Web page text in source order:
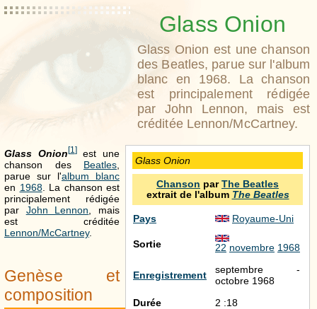
Glass Onion
Glass Onion est une chanson
des Beatles, parue sur l'album
blanc en 1968. La chanson
est principalement rédigée
par John Lennon, mais est
créditée Lennon/McCartney.
Glass Onion
Chanson parThe Beatles
extrait de l'album The Beatles
Pays Royaume-Uni
Sortie 22 novembre 1968
Enregistrement
septembre -
octobre 1968
Durée
2 :18
Glass Onion[1]est une
chanson des Beatles
parue sur l'album blanc
en 1968. La chanson est
principalement rédigée
par John Lennon , mais
est créditée
Lennon/McCartney.
Genèse et
composition